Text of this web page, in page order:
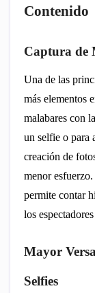
Contenido
Captura de
Una de las
más elementos
malabares con
un selfie o para
creación de
menor
permite contar
los
Mayor
Selfies